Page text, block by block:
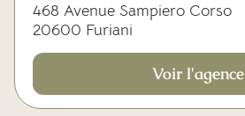
468 Avenue Sampiero Corso
20600 Furiani
Voir l'agence